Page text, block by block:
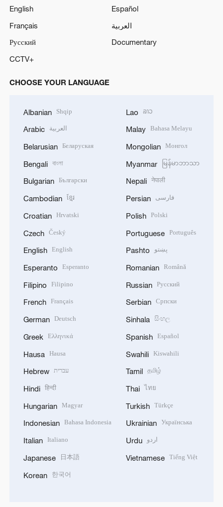
English
Español
Français
العربية
Русский
Documentary
CCTV+
CHOOSE YOUR LANGUAGE
Albanian Shqip
Arabic العربية
Belarusian Беларуская
Bengali বাংলা
Bulgarian Български
Cambodian ខ្មែរ
Croatian Hrvatski
Czech Český
English English
Esperanto Esperanto
Filipino Filipino
French Français
German Deutsch
Greek Ελληνικά
Hausa Hausa
Hebrew עברית
Hindi हिन्दी
Hungarian Magyar
Indonesian Bahasa Indonesia
Italian Italiano
Japanese 日本語
Korean 한국어
Lao ລາວ
Malay Bahasa Melayu
Mongolian Монгол
Myanmar မြန်မာဘာသာ
Nepali नेपाली
Persian فارسی
Polish Polski
Portuguese Português
Pashto پښتو
Romanian Română
Russian Русский
Serbian Српски
Sinhala සිංහල
Spanish Español
Swahili Kiswahili
Tamil தமிழ்
Thai ไทย
Turkish Türkçe
Ukrainian Українська
Urdu اردو
Vietnamese Tiếng Việt